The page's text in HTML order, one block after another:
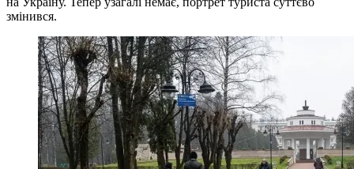
змінився.